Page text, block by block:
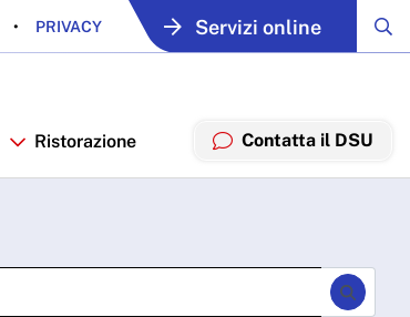
PRIVACY Servizi online
Ristorazione Contatta il DSU